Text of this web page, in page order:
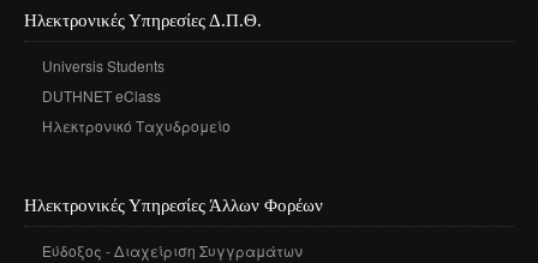
Ηλεκτρονικές Υπηρεσίες Δ.Π.Θ.
Universis Students
DUTHNET eClass
Ηλεκτρονικό Ταχυδρομείο
Ηλεκτρονικές Υπηρεσίες Άλλων Φορέων
Εύδοξος - Διαχείριση Συγγραμάτων